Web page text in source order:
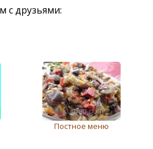
с друзьями:
Постное меню